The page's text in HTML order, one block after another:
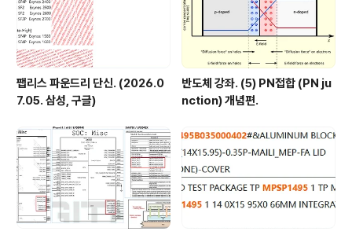
팹리스 파운드리 단신. (2026.0
7.05. 삼성, 구글)
반도체 강좌. (5) PN접합 (PN ju
nction) 개념편.